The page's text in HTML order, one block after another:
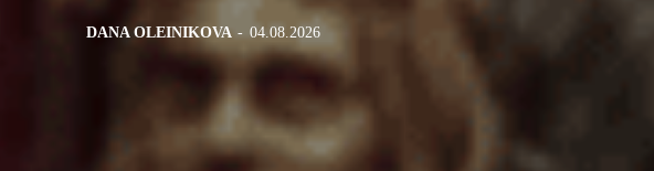
DANA OLEINIKOVA - 04.08.2026